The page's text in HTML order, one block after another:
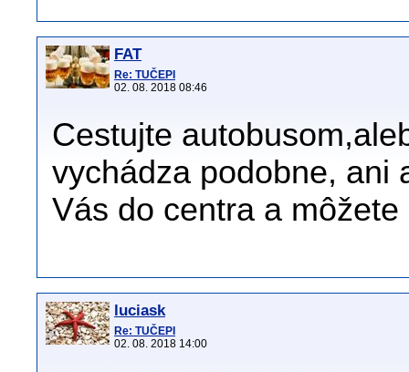
FAT
Re: TUČEPI
02. 08. 2018 08:46
Cestujte
vychádza podobne, ani
Vás do centra a
luciask
Re: TUČEPI
02. 08. 2018 14:00